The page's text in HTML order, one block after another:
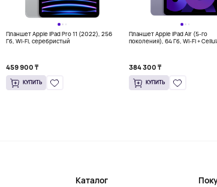
Планшет Apple iPad Pro 11 (2022), 256
Гб, Wi-Fi, серебристый
459 900 ₸
КУПИТЬ
Планшет Apple iPad Air (5-го
поколения), 64 Гб, Wi-Fi +
384 300 ₸
КУПИТЬ
Каталог